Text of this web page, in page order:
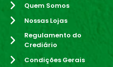
Quem Somos
Nossas Lojas
Regulamento do
Crediário
Condições Gerais